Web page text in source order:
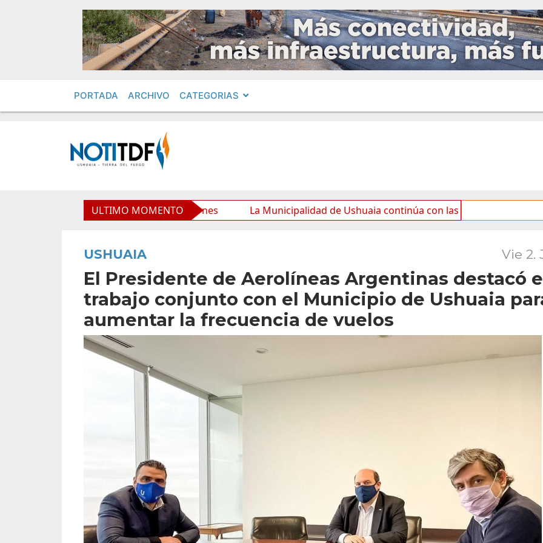
PORTADA ARCHIVO CATEGORIAS
ULTIMO MOMENTO
y mejora sus prestaciones La Municipalidad de Ushuaia continúa con las tareas de mantenimiento
USHUAIA Vie 2.
El Presidente de Aerolíneas Argentinas destacó
trabajo conjunto con el Municipio de Ushuaia
aumentar la frecuencia de vuelos